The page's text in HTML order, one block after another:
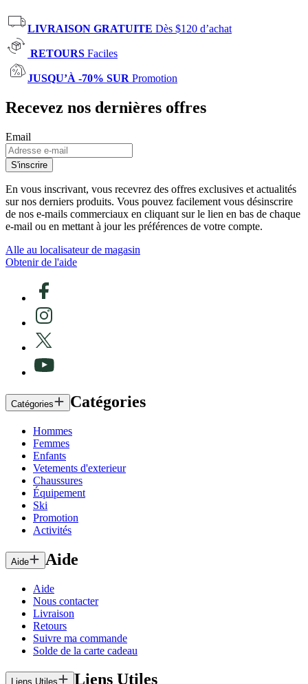
LIVRAISON GRATUITE Dès $120 d’achat
RETOURS Faciles
JUSQU’À -70% SUR Promotion
Recevez nos dernières offres
Email
S'inscrire
En vous inscrivant, vous recevrez des offres exclusives et actualités
sur nos derniers produits. Vous pouvez facilement vous désinscrire
de nos e-mails commerciaux en cliquant sur le lien en bas de chaque
e-mail ou en mettant à jour les préférences de votre compte.
Alle au localisateur de magasin
Obtenir de l'aide
Catégories Catégories
Hommes
Femmes
Enfants
Vetements d'exterieur
Chaussures
Équipement
Ski
Promotion
Activités
Aide Aide
Aide
Nous contacter
Livraison
Retours
Suivre ma commande
Solde de la carte cadeau
Liens Utiles Liens Utiles